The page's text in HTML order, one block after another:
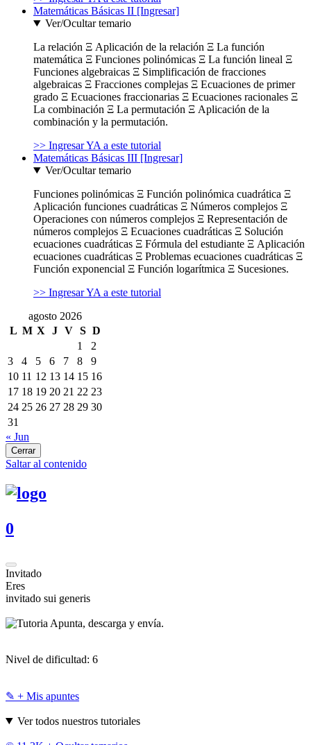
Matemáticas Básicas II [Ingresar]
Ver/Ocultar temario
La relación Ξ Aplicación de la relación Ξ La función
matemática Ξ Funciones polinómicas Ξ La función lineal Ξ
Funciones algebraicas Ξ Simplificación de fracciones
algebraicas Ξ Fracciones complejas Ξ Ecuaciones de primer
grado Ξ Ecuaciones fraccionarias Ξ Ecuaciones racionales Ξ
La combinación Ξ La permutación Ξ Aplicación de la
combinación y la permutación.
>> Ingresar YA a este tutorial
Matemáticas Básicas III [Ingresar]
Ver/Ocultar temario
Funciones polinómicas Ξ Función polinómica cuadrática Ξ
Aplicación funciones cuadráticas Ξ Números complejos Ξ
Operaciones con números complejos Ξ Representación de
números complejos Ξ Ecuaciones cuadráticas Ξ Solución
ecuaciones cuadráticas Ξ Fórmula del estudiante Ξ Aplicación
ecuaciones cuadráticas Ξ Problemas ecuaciones cuadráticas Ξ
Función exponencial Ξ Función logarítmica Ξ Sucesiones.
>> Ingresar YA a este tutorial
agosto 2026
L M X J V S D
1
2
3
4 5 6 7 8
9
10 11 12 13 14 15 16
17 18 19 20 21 22 23
24 25 26 27 28 29 30
31
« Jun
Cerrar
Saltar al contenido
0
Invitado
Eres
invitado sui generis
Apunta, descarga y envía.
Nivel de dificultad: 6
✎ + Mis apuntes
Ver todos nuestros tutoriales